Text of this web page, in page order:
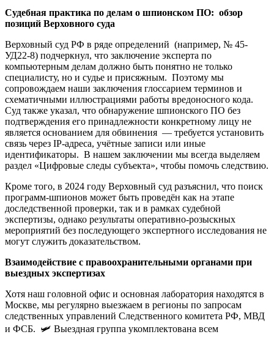
Судебная практика по делам о шпионском ПО: обзор
позиций Верховного суда
Верховный суд РФ в ряде определений (например, № 45-
УД22-8) подчеркнул, что заключение эксперта по
компьютерным делам должно быть понятно не только
специалисту, но и судье и присяжным. Поэтому мы
сопровождаем наши заключения глоссарием терминов и
схематичными иллюстрациями работы вредоносного кода.
Суд также указал, что обнаружение шпионского ПО без
подтверждения его принадлежности конкретному лицу не
является основанием для обвинения — требуется установить
связь через IP-адреса, учётные записи или иные
идентификаторы. В нашем заключении мы всегда выделяем
раздел «Цифровые следы субъекта», чтобы помочь следствию.
Кроме того, в 2024 году Верховный суд разъяснил, что поиск
программ-шпионов может быть проведён как на этапе
доследственной проверки, так и в рамках судебной
экспертизы, однако результаты оперативно-розыскных
мероприятий без последующего экспертного исследования не
могут служить доказательством.
Взаимодействие с правоохранительными органами при
выездных экспертизах
Хотя наш головной офис и основная лаборатория находятся в
Москве, мы регулярно выезжаем в регионы по запросам
следственных управлений Следственного комитета РФ, МВД
и ФСБ. 🛩️ Выездная группа укомплектована всем